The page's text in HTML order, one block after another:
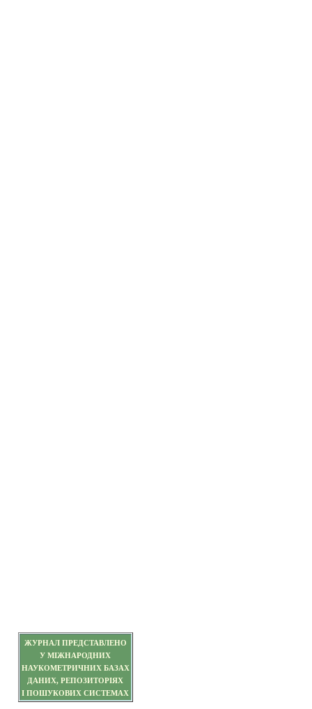
ЖУРНАЛ ПРЕДСТАВЛЕНО
У МІЖНАРОДНИХ
НАУКОМЕТРИЧНИХ БАЗАХ
ДАНИХ, РЕПОЗИТОРІЯХ
І ПОШУКОВИХ СИСТЕМАХ